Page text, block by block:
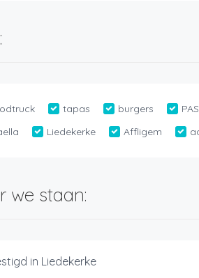
tapas burgers
Liedekerke Affligem
we staan:
in Liedekerke